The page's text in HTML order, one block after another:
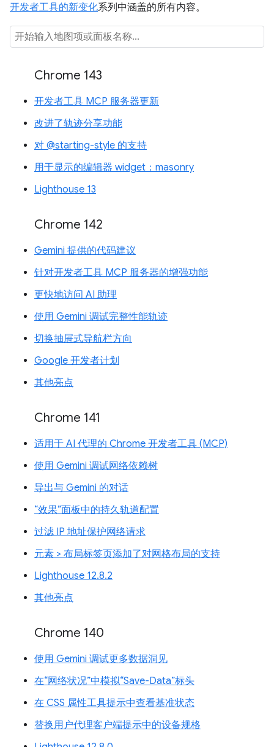
开发者工具的新变化系列中涵盖的所有内容。
Chrome 143
开发者工具 MCP 服务器更新
改进了轨迹分享功能
对 @starting-style 的支持
用于显示的编辑器 widget：masonry
Lighthouse 13
Chrome 142
Gemini 提供的代码建议
针对开发者工具 MCP 服务器的增强功能
更快地访问 AI 助理
使用 Gemini 调试完整性能轨迹
切换抽屉式导航栏方向
Google 开发者计划
其他亮点
Chrome 141
适用于 AI 代理的 Chrome 开发者工具 (MCP)
使用 Gemini 调试网络依赖树
导出与 Gemini 的对话
“效果”面板中的持久轨道配置
过滤 IP 地址保护网络请求
元素 > 布局标签页添加了对网格布局的支持
Lighthouse 12.8.2
其他亮点
Chrome 140
使用 Gemini 调试更多数据洞见
在“网络状况”中模拟“Save-Data”标头
在 CSS 属性工具提示中查看基准状态
替换用户代理客户端提示中的设备规格